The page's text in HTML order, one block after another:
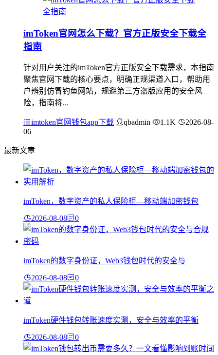
imToken官网怎么下载？官方正版安全下载全
指南
针对用户关注的imToken官方正版安全下载需求，本指南
聚焦官网下载的核心要点，明确正规渠道入口，帮助用
户辨别仿冒钓鱼网站，规避第三方盗版应用的安全风
险，指南将...
imtoken官网钱包app下载 qbadmin 1.1K
2026-08-
06
最新文章
imToken，数字资产的私人保险柜—移动端加密钱包
2026-08-08 0
imToken的数字身份证，Web3钱包时代的安全与
2026-08-08 0
imToken硬件钱包转账速度实测，安全与效率的平衡
2026-08-08 0